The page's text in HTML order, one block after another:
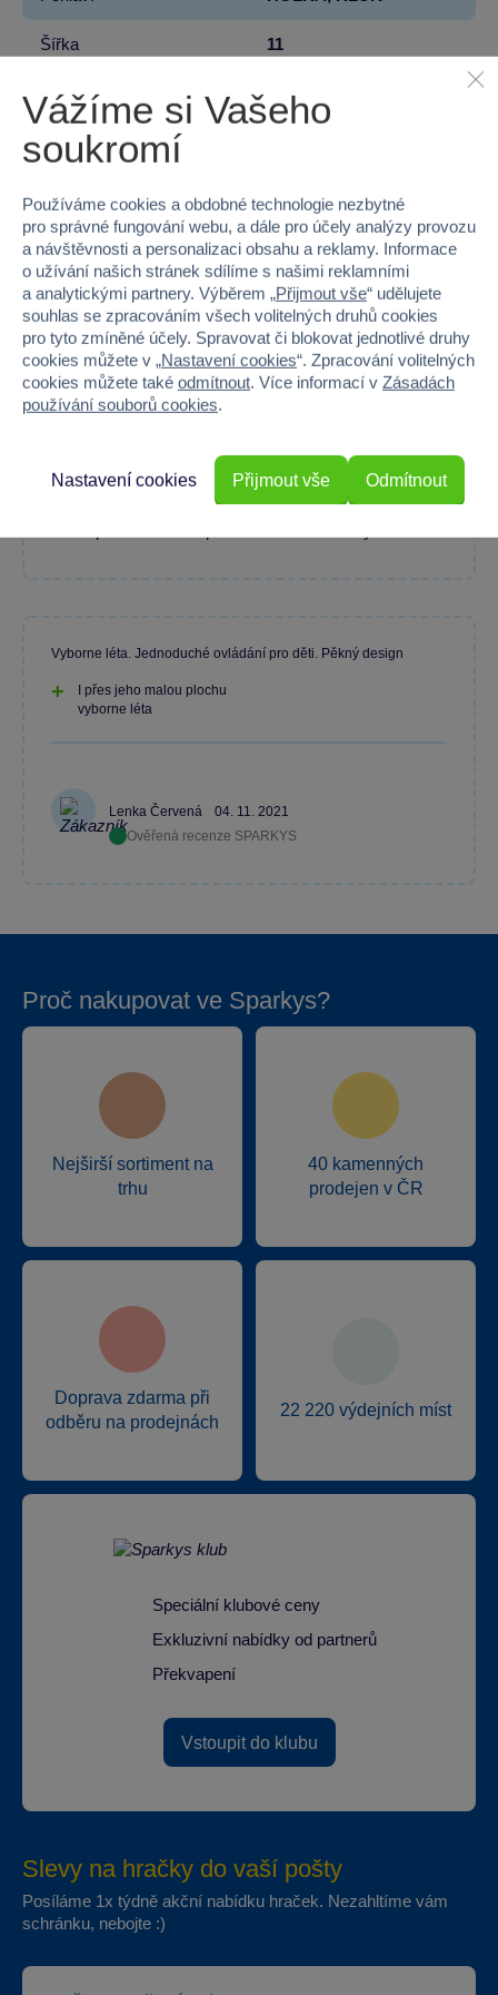
Šířka 11
Výška
Hloubka
100 %
Průměr z 1 hodnocení
100 % zákazníků doporučuje
Máte zkušenost s tímto zbožím?
Lenka Červená
04. 11. 2021
Ověřená recenze SPARKYS
Vyborne léta. Jednoduché ovládání pro děti. Pěkný design
I přes jeho malou plochu
vyborne léta
Proč nakupovat ve Sparkys?
Nejširší sortiment na
trhu
40 kamenných
prodejen v ČR
Doprava zdarma při
odběru na prodejnách
22 220 výdejních míst
Speciální klubové ceny
Exkluzivní nabídky od partnerů
Překvapení
Vstoupit do klubu
Slevy na hračky do vaší pošty
Posíláme 1x týdně akční nabídku hraček. Nezahltíme vám
schránku, nebojte :)
Vážíme si Vašeho
soukromí
Používáme cookies a obdobné technologie nezbytné
pro správné fungování webu, a dále pro účely analýzy provozu
a návštěvnosti a personalizaci obsahu a reklamy. Informace
o užívání našich stránek sdílíme s našimi reklamními
a analytickými partnery. Výběrem „Přijmout vše“ udělujete
souhlas se zpracováním všech volitelných druhů cookies
pro tyto zmíněné účely. Spravovat či blokovat jednotlivé druhy
cookies můžete v „Nastavení cookies“. Zpracování volitelných
cookies můžete také odmítnout. Více informací v Zásadách
používání souborů cookies.
Odmítnout
Nastavení cookies Přijmout vše